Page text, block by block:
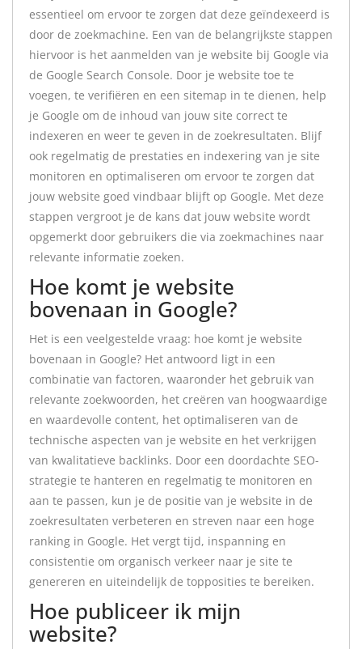
essentieel om ervoor te zorgen dat deze geïndexeerd is
door de zoekmachine. Een van de belangrijkste stappen
hiervoor is het aanmelden van je website bij Google via
de Google Search Console. Door je website toe te
voegen, te verifiëren en een sitemap in te dienen, help
je Google om de inhoud van jouw site correct te
indexeren en weer te geven in de zoekresultaten. Blijf
ook regelmatig de prestaties en indexering van je site
monitoren en optimaliseren om ervoor te zorgen dat
jouw website goed vindbaar blijft op Google. Met deze
stappen vergroot je de kans dat jouw website wordt
opgemerkt door gebruikers die via zoekmachines naar
relevante informatie zoeken.
Hoe komt je website
bovenaan in Google?
Het is een veelgestelde vraag: hoe komt je website
bovenaan in Google? Het antwoord ligt in een
combinatie van factoren, waaronder het gebruik van
relevante zoekwoorden, het creëren van hoogwaardige
en waardevolle content, het optimaliseren van de
technische aspecten van je website en het verkrijgen
van kwalitatieve backlinks. Door een doordachte SEO-
strategie te hanteren en regelmatig te monitoren en
aan te passen, kun je de positie van je website in de
zoekresultaten verbeteren en streven naar een hoge
ranking in Google. Het vergt tijd, inspanning en
consistentie om organisch verkeer naar je site te
genereren en uiteindelijk de topposities te bereiken.
Hoe publiceer ik mijn
website?